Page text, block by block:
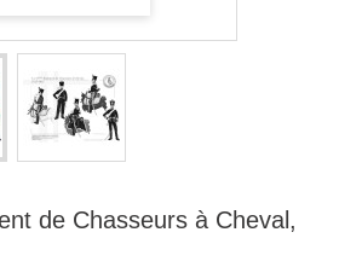
de Chasseurs à Cheval,